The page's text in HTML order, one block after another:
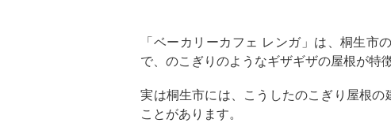
「ベーカリーカフェ レンガ」は、桐生
で、のこぎりのようなギザギザの屋根が特
実は桐生市には、こうしたのこぎり屋根
ことがあります。